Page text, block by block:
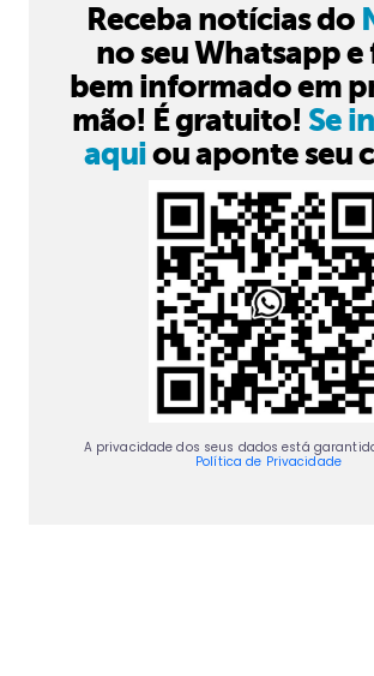
Receba notícias do
no seu Whatsapp e
bem informado em
mão! É gratuito! Se
aquiou aponte seu
A privacidade dos seus dados está
Política de Privacidade